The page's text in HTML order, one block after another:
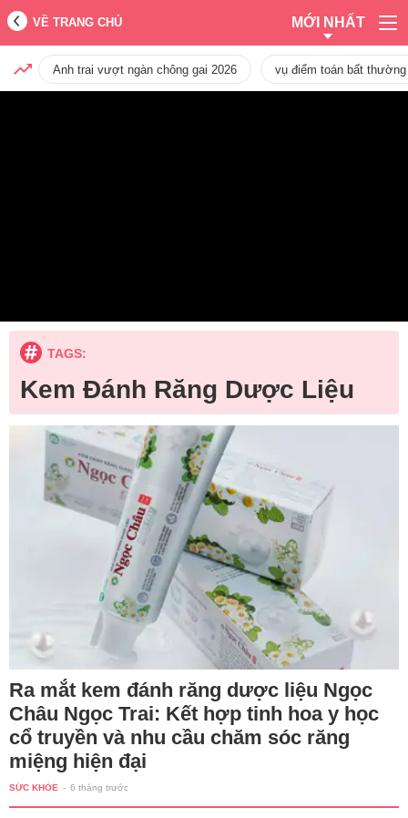
VỀ TRANG CHỦ MỚI NHẤT
Anh trai vượt ngàn chông gai 2026 vụ điểm toán bất
TAGS:
Kem Đánh Răng Dược Liệu
Ra mắt kem đánh răng dược liệu Ngọc
Châu Ngọc Trai: Kết hợp tinh hoa y học
cổ truyền và nhu cầu chăm sóc răng
miệng hiện đại
SỨC KHỎE - 6 tháng trước